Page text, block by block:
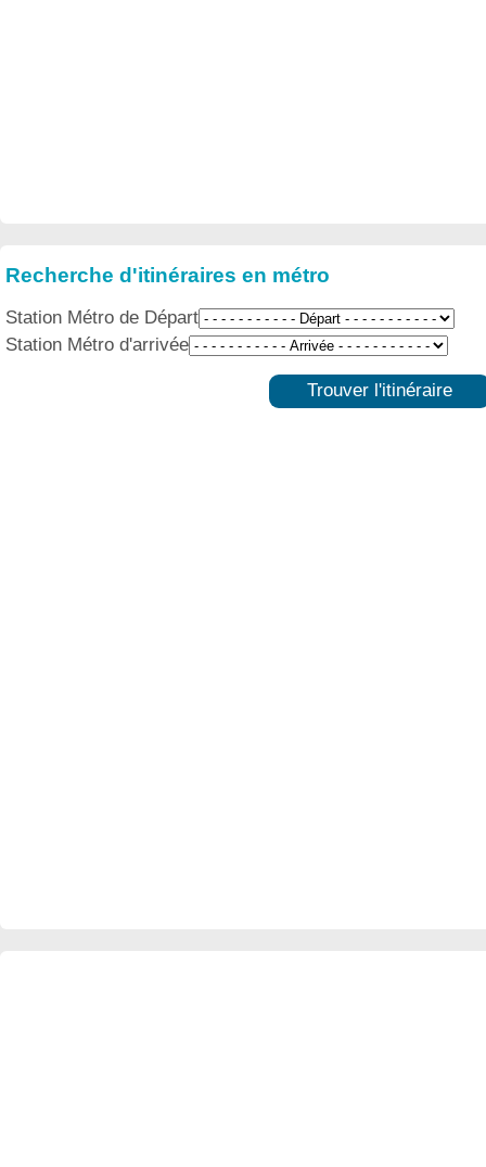
Recherche d'itinéraires en métro
Station Métro de Départ
Station Métro d'arrivée